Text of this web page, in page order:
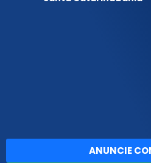
ANUNCIE